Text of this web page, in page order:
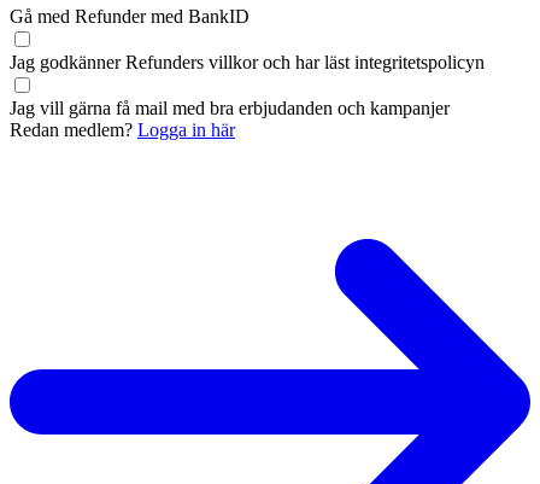
Gå med Refunder med BankID
Jag godkänner Refunders villkoroch har läst integritetspolicyn
Jag vill gärna få mail med bra erbjudanden och kampanjer
Redan medlem? Logga in här